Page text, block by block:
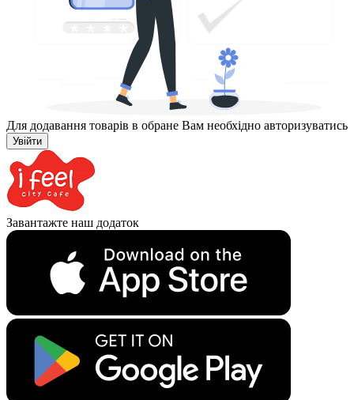
Для додавання товарів в обране Вам необхідно авторизуватись
Увійти
Завантажте наш додаток